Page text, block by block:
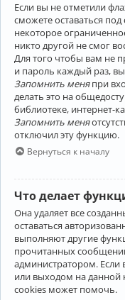
Если вы не отметили
сможете оставаться
некоторое
никто другой не смог
Для того чтобы вам не
и пароль каждый раз,
Запомнить меняпри
делать это на
библиотеке, интернет-
Запомнить меня
отключил эту функцию.
Вернуться к началу
Что делает
Она удаляет все
оставаться
выполняют другие
прочитанных
администратором. Если
или выходом на данной
cookies может помочь.